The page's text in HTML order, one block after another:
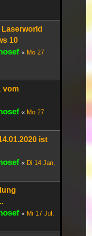
10
« Mo 27
vom
« Mo 27
ist
« Di 14 Jan,
« Mi 17 Jul,